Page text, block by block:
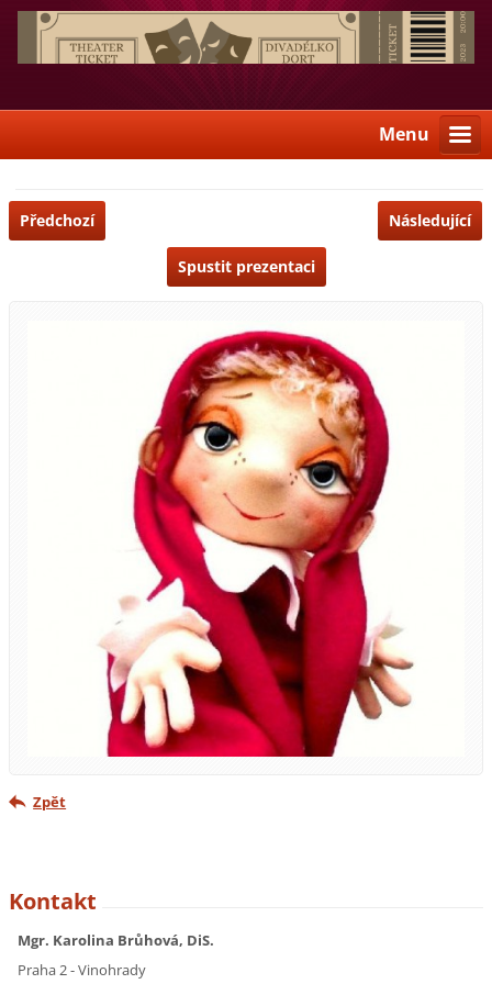
Menu
Předchozí Následující
Spustit prezentaci
Zpět
Kontakt
Mgr. Karolina Brůhová, DiS.
Praha 2 - Vinohrady